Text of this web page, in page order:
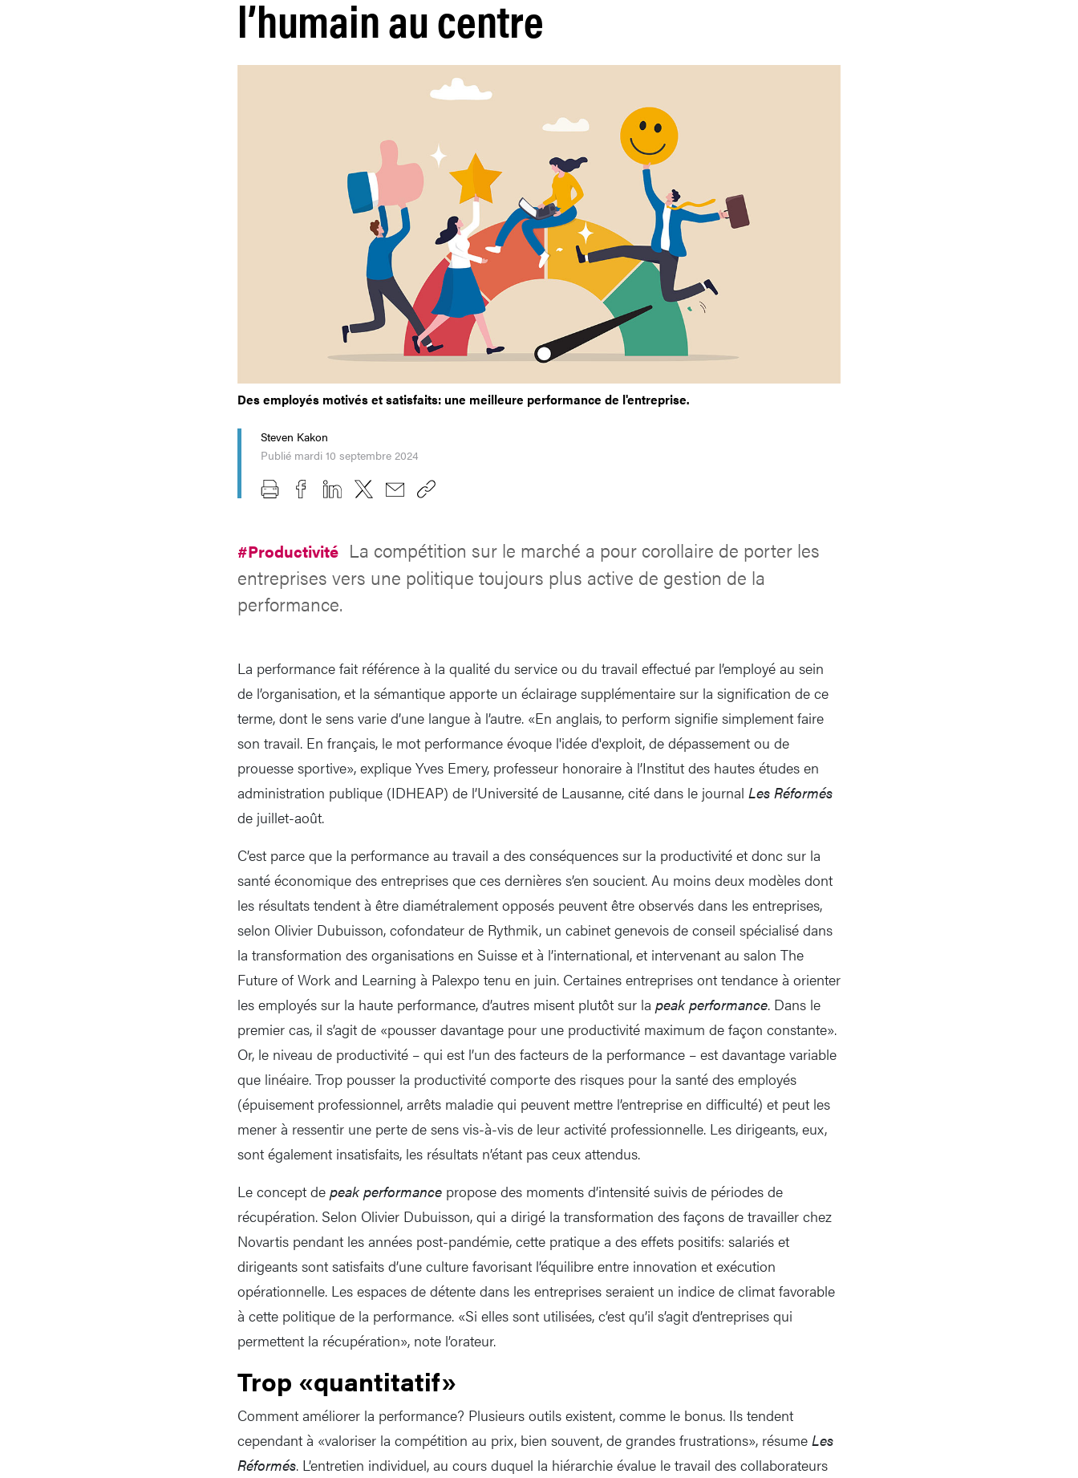
l’humain au centre
Des employés motivés et satisfaits: une meilleure performance de l'entreprise.
Steven Kakon
Publié mardi 10 septembre 2024
#Productivité La compétition sur le marché a pour corollaire de porter les
entreprises vers une politique toujours plus active de gestion de la
performance.
La performance fait référence à la qualité du service ou du travail effectué par l’employé au sein
de l’organisation, et la sémantique apporte un éclairage supplémentaire sur la signification de ce
terme, dont le sens varie d’une langue à l’autre. «En anglais, to perform signifie simplement faire
son travail. En français, le mot performance évoque l'idée d'exploit, de dépassement ou de
prouesse sportive», explique Yves Emery, professeur honoraire à l’Institut des hautes études en
administration publique (IDHEAP) de l’Université de Lausanne, cité dans le journal Les Réformés
de juillet-août.
C’est parce que la performance au travail a des conséquences sur la productivité et donc sur la
santé économique des entreprises que ces dernières s’en soucient. Au moins deux modèles dont
les résultats tendent à être diamétralement opposés peuvent être observés dans les entreprises,
selon Olivier Dubuisson, cofondateur de Rythmik, un cabinet genevois de conseil spécialisé dans
la transformation des organisations en Suisse et à l’international, et intervenant au salon The
Future of Work and Learning à Palexpo tenu en juin. Certaines entreprises ont tendance à orienter
les employés sur la haute performance, d’autres misent plutôt sur la peak performance. Dans le
premier cas, il s’agit de «pousser davantage pour une productivité maximum de façon constante».
Or, le niveau de productivité – qui est l’un des facteurs de la performance – est davantage variable
que linéaire. Trop pousser la productivité comporte des risques pour la santé des employés
(épuisement professionnel, arrêts maladie qui peuvent mettre l’entreprise en difficulté) et peut les
mener à ressentir une perte de sens vis-à-vis de leur activité professionnelle. Les dirigeants, eux,
sont également insatisfaits, les résultats n’étant pas ceux attendus.
Le concept de peak performance propose des moments d’intensité suivis de périodes de
récupération. Selon Olivier Dubuisson, qui a dirigé la transformation des façons de travailler chez
Novartis pendant les années post-pandémie, cette pratique a des effets positifs: salariés et
dirigeants sont satisfaits d’une culture favorisant l’équilibre entre innovation et exécution
opérationnelle. Les espaces de détente dans les entreprises seraient un indice de climat favorable
à cette politique de la performance. «Si elles sont utilisées, c’est qu’il s’agit d’entreprises qui
permettent la récupération», note l’orateur.
Trop «quantitatif»
Comment améliorer la performance? Plusieurs outils existent, comme le bonus. Ils tendent
cependant à «valoriser la compétition au prix, bien souvent, de grandes frustrations», résume Les
Réformés. L’entretien individuel, au cours duquel la hiérarchie évalue le travail des collaborateurs